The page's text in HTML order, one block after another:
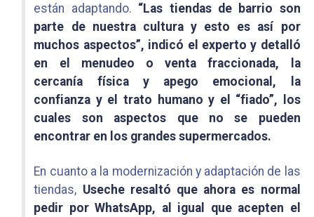
están adaptando. “Las tiendas de barrio son
parte de nuestra cultura y esto es así por
muchos aspectos”, indicó el experto y detalló
en el menudeo o venta fraccionada, la
cercanía física y apego emocional, la
confianza y el trato humano y el “fiado”, los
cuales son aspectos que no se pueden
encontrar en los grandes supermercados.
En cuanto a la modernización y adaptación de las
tiendas, Useche resaltó que ahora es normal
pedir por WhatsApp, al igual que acepten el